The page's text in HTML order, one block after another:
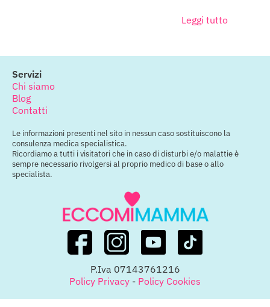
Leggi tutto
Servizi
Chi siamo
Blog
Contatti
Le informazioni presenti nel sito in nessun caso sostituiscono la
consulenza medica specialistica.
Ricordiamo a tutti i visitatori che in caso di disturbi e/o malattie è
sempre necessario rivolgersi al proprio medico di base o allo
specialista.
P.Iva 07143761216
Policy Privacy - Policy Cookies